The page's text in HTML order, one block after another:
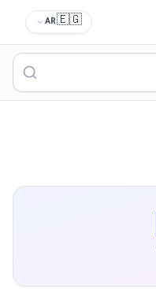
🇪🇬
AR